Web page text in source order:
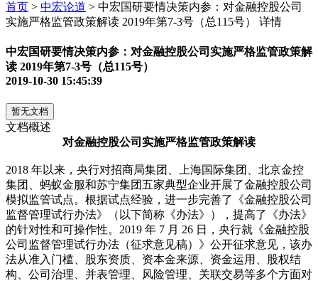
首页 > 中宏论道 > 中宏国研要情决策内参：对金融控股公司
实施严格监管政策解读 2019年第7-3号（总115号） 详情
中宏国研要情决策内参：对金融控股公司实施严格监管政策解
读 2019年第7-3号（总115号）
2019-10-30 15:45:39
暂无文档
文档概述
对金融控股公司实施严格监管政策解读
2018 年以来，央行对招商局集团、上海国际集团、北京金控
集团、蚂蚁金服和苏宁集团五家典型企业开展了金融控股公司
模拟监管试点。根据试点经验，进一步完善了《金融控股公司
监督管理试行办法》（以下简称《办法》），提高了《办法》
的针对性和可操作性。2019 年 7 月 26 日，央行就《金融控股
公司监督管理试行办法（征求意见稿）》公开征求意见，该办
法从准入门槛、股东资质、资本金来源、资金运用、股权结
构、公司治理、并表管理、风险管理、关联交易等多个方面对